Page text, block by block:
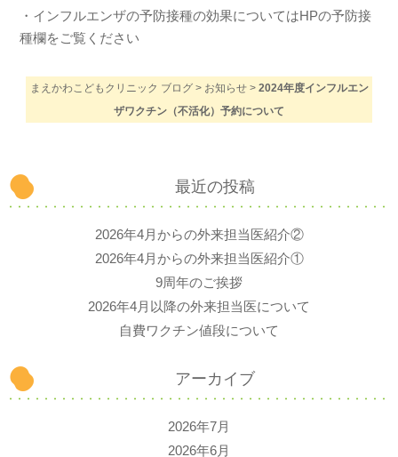
・インフルエンザの予防接種の効果についてはHPの予防接
種欄をご覧ください
まえかわこどもクリニック ブログ> お知らせ> 2024年度インフルエン
ザワクチン（不活化）予約について
最近の投稿
2026年4月からの外来担当医紹介②
2026年4月からの外来担当医紹介①
9周年のご挨拶
2026年4月以降の外来担当医について
自費ワクチン値段について
アーカイブ
2026年7月
2026年6月